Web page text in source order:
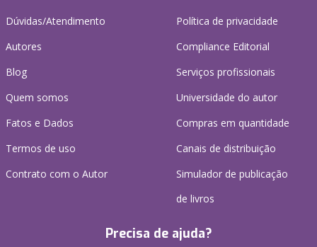
Dúvidas/Atendimento
Autores
Blog
Quem somos
Fatos e Dados
Termos de uso
Contrato com o Autor
Política de privacidade
Compliance Editorial
Serviços profissionais
Universidade do autor
Compras em quantidade
Canais de distribuição
Simulador de publicação
de livros
Precisa de ajuda?